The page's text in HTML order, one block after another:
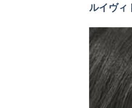
ルイヴィ